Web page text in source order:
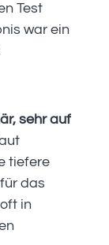
Test
war ein
sehr auf
tiefere
das
in